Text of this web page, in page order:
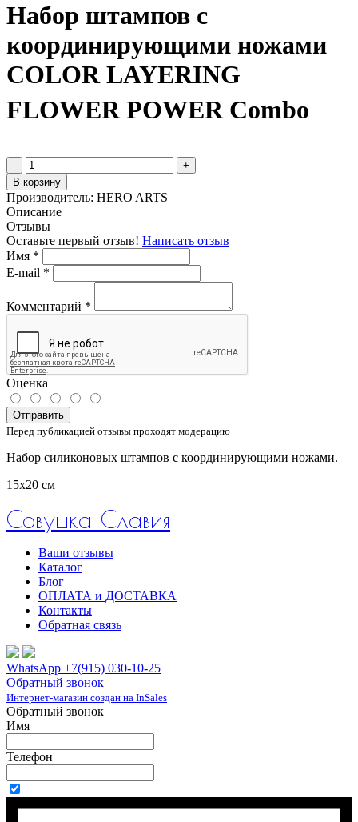
Набор штампов с
координирующими ножами
COLOR LAYERING
FLOWER POWER Combo
-
+
В корзину
Производитель: HERO ARTS
Описание
Отзывы
Оставьте первый отзыв! Написать отзыв
Имя *
E-mail *
Комментарий *
Оценка
Отправить
Перед публикацией отзывы проходят модерацию
Набор силиконовых штампов с координирующими ножами.
15х20 см
Совушка Славия
Ваши отзывы
Каталог
Блог
ОПЛАТА и ДОСТАВКА
Контакты
Обратная связь
WhatsApp +7(915) 030-10-25
Обратный звонок
Интернет-магазин создан на InSales
Обратный звонок
Имя
Телефон